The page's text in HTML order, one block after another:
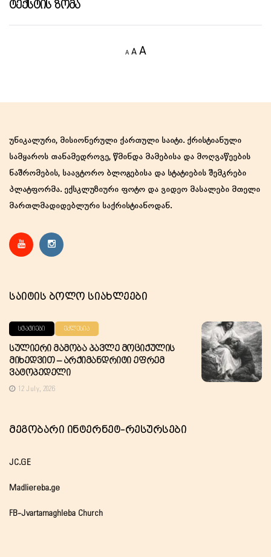
Ტექსტის Ზომა
A
Decrease
A Reset
AIncrease
უნიკალური, მისიონერული ქართული საიტი. ქრისტიანული
სამყაროს თანამედროვე, წმინდა მამებისა და მოღვაწეების
ნაშრომების, საავტორო ბლოგებისა და სტატიების შემკრები
პლატფორმა. ექსკლუზიური ფოტო და ვიდეო მასალები მთელი
მართლმადიდებლური საქრისტიანოდან.
Საიტის Ბოლო Სიახლეები
ᲡᲢᲐᲢᲘᲔᲑᲘ ᲔᲙᲚᲔᲡᲘᲐ
Სულიერი Მამობა Პავლე Მოციქულის
Მიხედვით – Არქიმანდრიტი Ეფრემ
Ვატოპედელი
12 July, 2026
Მეგობარი Ინტერნეტ-Რესურსები
JC.GE
Madliereba.ge
FB-Jvartamaghleba Church